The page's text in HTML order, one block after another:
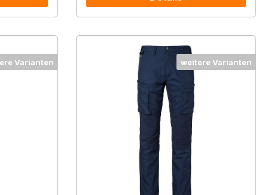
Varianten weitere Varianten